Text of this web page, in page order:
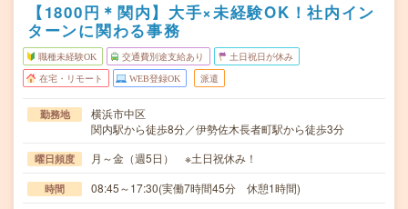
【1800円＊関内】大手×未経験OK！社内イン
ターンに関わる事務
職種未経験OK 交通費別途支給あり 土日祝日が休み
在宅・リモート WEB登録OK 派遣
勤務地
横浜市中区
関内駅から徒歩8分／伊勢佐木長者町駅から徒歩3分
曜日頻度 月～金（週5日） ※土日祝休み！
時間 08:45～17:30(実働7時間45分 休憩1時間)